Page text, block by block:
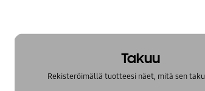
Takuu
Rekisteröimällä tuotteesi näet, mitä sen